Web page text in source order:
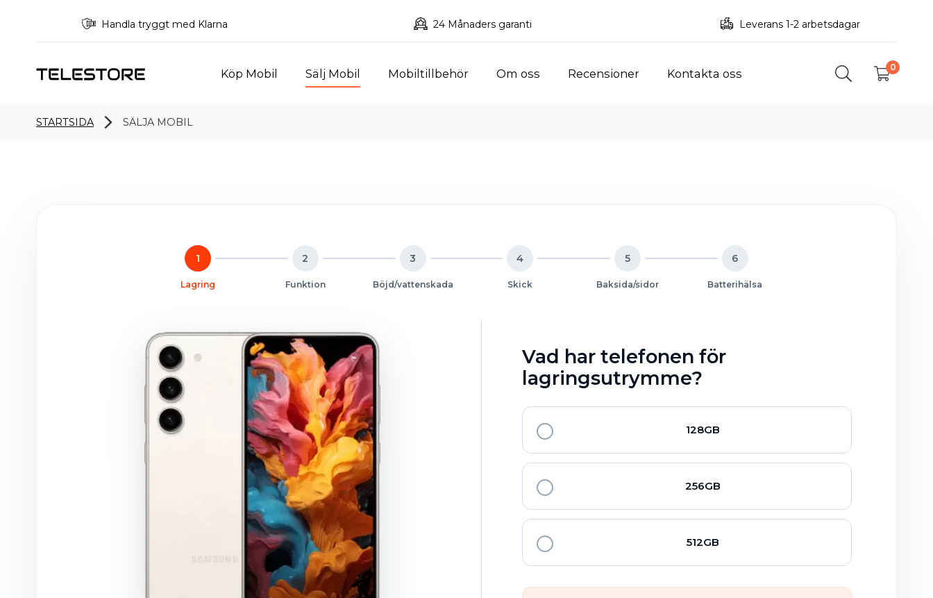
Handla tryggt med Klarna 24 Månaders garanti Leverans 1-2 arbetsdagar
Köp Mobil Sälj Mobil Mobiltillbehör Om oss Recensioner Kontakta oss 0
STARTSIDA SÄLJA MOBIL
1
Lagring
2
Funktion
3
Böjd/vattenskada
4
Skick
5
Baksida/sidor
6
Batterihälsa
Vad har telefonen för
lagringsutrymme?
128GB
256GB
512GB